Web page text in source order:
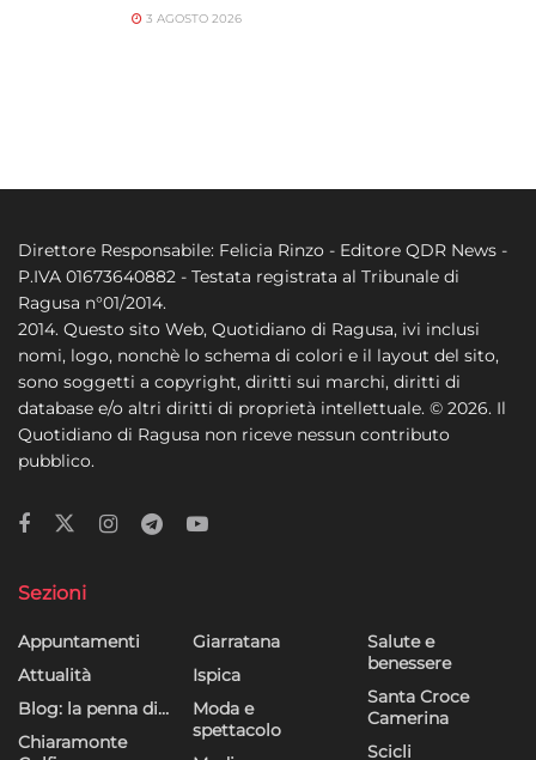
3 AGOSTO 2026
Direttore Responsabile: Felicia Rinzo - Editore QDR News -
P.IVA 01673640882 - Testata registrata al Tribunale di
Ragusa n°01/2014.
2014. Questo sito Web, Quotidiano di Ragusa, ivi inclusi
nomi, logo, nonchè lo schema di colori e il layout del sito,
sono soggetti a copyright, diritti sui marchi, diritti di
database e/o altri diritti di proprietà intellettuale. © 2026. Il
Quotidiano di Ragusa non riceve nessun contributo
pubblico.
Sezioni
Appuntamenti
Attualità
Blog: la penna di…
Chiaramonte
Giarratana
Ispica
Moda e
spettacolo
Salute e
benessere
Santa Croce
Camerina
Scicli